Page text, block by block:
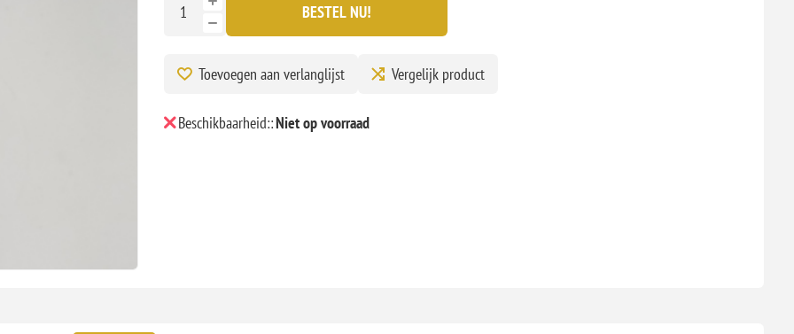
BESTEL NU!
Toevoegen aan verlanglijst Vergelijk product
Beschikbaarheid::Niet op voorraad